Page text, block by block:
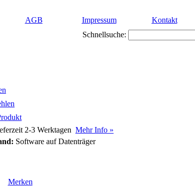
AGB Impressum Kontakt
Schnellsuche:
2-3 Werktagen Mehr Info »
Software auf Datenträger
Merken